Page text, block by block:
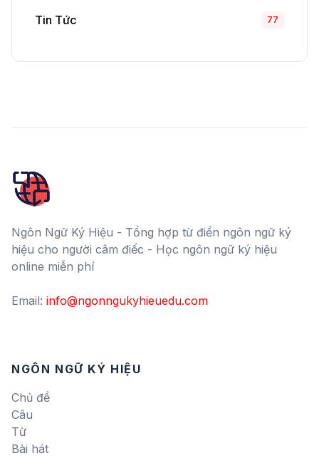
Tin Tức 77
Ngôn Ngữ Ký Hiệu - Tổng hợp từ điển ngôn ngữ ký
hiệu cho người câm điếc - Học ngôn ngữ ký hiệu
online miễn phí
Email: info@ngonngukyhieuedu.com
NGÔN NGỮ KÝ HIỆU
Chủ đề
Câu
Từ
Bài hát